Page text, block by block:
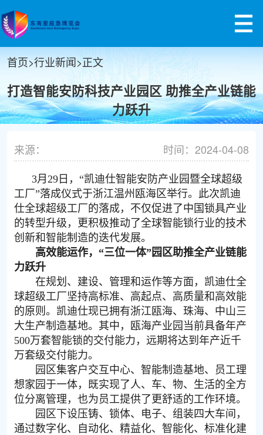
首页>行业新闻>正文
打造智能安防科技产业园区 助推全产业链能
力跃升
来源： 时间：2024-04-08
3月29日，“凯迪仕智能安防产业园暨全球超级
工厂”落成仪式于浙江温州瓯海区举行。此次凯迪
仕全球超级工厂的落成，不仅促进了中国锁具产业
的转型升级，更积极推动了全球智能锁行业的技术
创新和智能制造的迭代发展。
高效能运作，“三位一体”园区助推全产业链能
力跃升
在规划、建设、管理和运作等方面，凯迪仕全
球超级工厂坚持高标准、高起点、高质量和高效能
的原则。凯迪仕现已拥有浙江瓯海、珠海、中山三
大生产制造基地。其中，瓯海产业园当前具备年产
500万套智能锁的交付能力，远期将达到年产近千
万套级交付能力。
园区集客户交互中心、智能制造基地、员工理
想家园于一体，既实现了人、车、物、生活的全方
位分离管理，也为员工提供了更舒适的工作环境。
园区下设压铸、锁体、电子、组装四大车间，
通过数字化、自动化、精益化、智能化、标准化建